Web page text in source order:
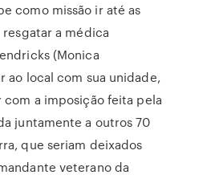
como missão ir até as
a médica
(Monica
ao local com sua unidade,
a imposição feita pela
juntamente a outros 70
que seriam deixados
veterano da